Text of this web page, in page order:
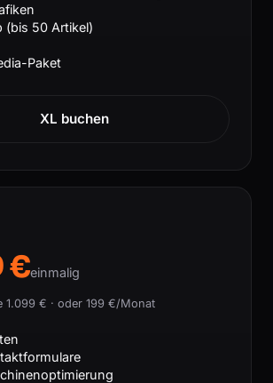
(bis 50 Artikel)
Paket
XL buchen
€einmalig
1.099 € · oder 199 €/Monat